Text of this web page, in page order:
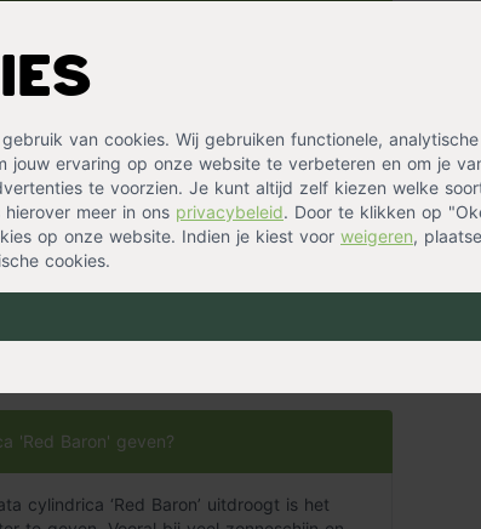
van cookies. Wij gebruiken functionele,
jouw ervaring op onze website te verbeteren en om je
te voorzien. Je kunt altijd zelf kiezen welke
meer in ons privacybeleid. Door te klikken op
op onze website. Indien je kiest voor weigeren,
cookies.
à 6 stuks Imperata cylindrica 'Red Baron'
'Red Baron' het beste aanplanten?
kan het beste in
'Red Baron' geven?
cylindrica ‘Red Baron’ uitdroogt is het